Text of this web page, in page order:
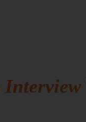
Interview